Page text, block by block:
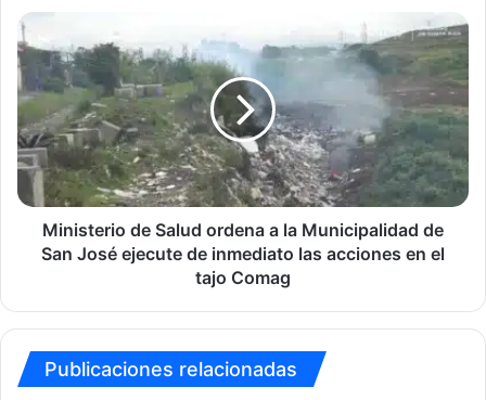
Ministerio
de
Salud
ordena
la
Municipalidad
de
San
José
ejecute
las
en
el
Ministerio de Salud ordena a la Municipalidad de
San José ejecute de inmediato las acciones en el
tajo Comag
Publicaciones relacionadas